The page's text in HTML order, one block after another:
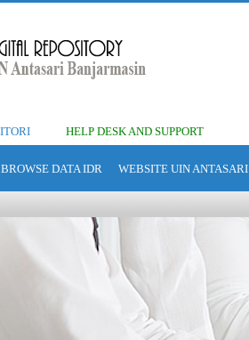
HELP DESK AND SUPPORT
BROWSE DATA IDR WEBSITE UIN ANTASARI